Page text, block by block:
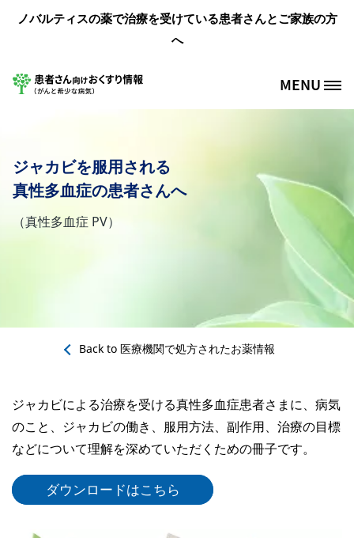
メインコンテンツに移動
ノバルティスの薬で治療を受けている患者さんとご家族の方
へ
Site Logo MENU
ジャカビを服用される
真性多血症の患者さんへ
（真性多血症 PV）
Back to 医療機関で処方されたお薬情報
ジャカビによる治療を受ける真性多血症患者さまに、病気
のこと、ジャカビの働き、服用方法、副作用、治療の目標
などについて理解を深めていただくための冊子です。
ダウンロードはこちら